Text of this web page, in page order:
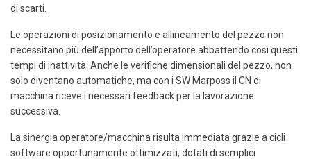
di scarti.
Le operazioni di posizionamento e allineamento del pezzo non
necessitano più dell’apporto dell’operatore abbattendo così questi
tempi di inattività. Anche le verifiche dimensionali del pezzo, non
solo diventano automatiche, ma con i SW Marposs il CN di
macchina riceve i necessari feedback per la lavorazione
successiva.
La sinergia operatore/macchina risulta immediata grazie a cicli
software opportunamente ottimizzati, dotati di semplici